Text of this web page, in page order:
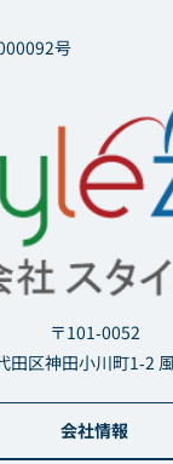
〒101-0052
田区神田小川町1-2
会社情報
号